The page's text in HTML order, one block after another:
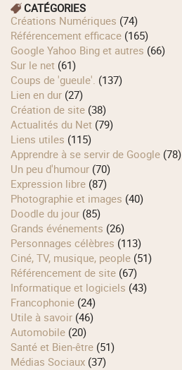
CATÉGORIES
Créations Numériques (74)
Référencement efficace (165)
Google Yahoo Bing et autres (66)
Sur le net (61)
Coups de 'gueule'. (137)
Lien en dur (27)
Création de site (38)
Actualités du Net (79)
Liens utiles (115)
Apprendre à se servir de Google (78)
Un peu d'humour (70)
Expression libre (87)
Photographie et images (40)
Doodle du jour (85)
Grands événements (26)
Personnages célèbres (113)
Ciné, TV, musique, people (51)
Référencement de site (67)
Informatique et logiciels (43)
Francophonie (24)
Utile à savoir (46)
Automobile (20)
Santé et Bien-être (51)
Médias Sociaux (37)